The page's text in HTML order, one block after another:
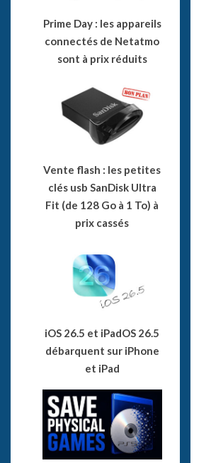
Prime Day : les appareils
connectés de Netatmo
sont à prix réduits
Vente flash : les petites
clés usb SanDisk Ultra
Fit (de 128 Go à 1 To) à
prix cassés
iOS 26.5 et iPadOS 26.5
débarquent sur iPhone
et iPad